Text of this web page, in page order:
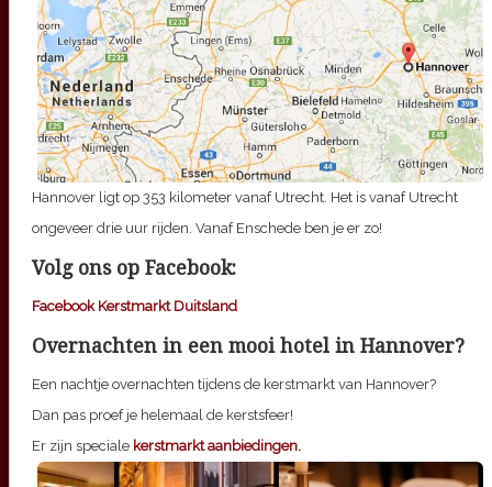
Hannover ligt op 353 kilometer vanaf Utrecht. Het is vanaf Utrecht
ongeveer drie uur rijden. Vanaf Enschede ben je er zo!
Volg ons op Facebook:
Facebook Kerstmarkt Duitsland
Overnachten in een mooi hotel in Hannover?
Een nachtje overnachten tijdens de kerstmarkt van Hannover?
Dan pas proef je helemaal de kerstsfeer!
Er zijn speciale kerstmarkt aanbiedingen.